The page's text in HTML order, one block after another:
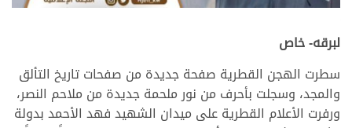
لبرقه- خاص
سطرت الهجن القطرية صفحة جديدة من صفحات تاريخ التألق
والمجد، وسجلت بأحرف من نور ملحمة جديدة من ملاحم النصر،
ورفرت الأعلام القطرية على ميدان الشهيد فهد الأحمد بدولة